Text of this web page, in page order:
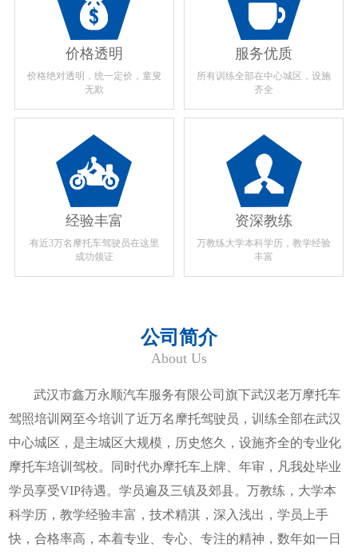
价格透明
价格绝对透明，统一定价，童叟
无欺
服务优质
所有训练全部在中心城区，设施
齐全
经验丰富
有近3万名摩托车驾驶员在这里
成功领证
资深教练
万教练大学本科学历，教学经验
丰富
公司简介
About Us
武汉市鑫万永顺汽车服务有限公司旗下武汉老万摩托车
驾照培训网至今培训了近万名摩托驾驶员，训练全部在武汉
中心城区，是主城区大规模，历史悠久，设施齐全的专业化
摩托车培训驾校。同时代办摩托车上牌、年审，凡我处毕业
学员享受VIP待遇。学员遍及三镇及郊县。万教练，大学本
科学历，教学经验丰富，技术精淇，深入浅出，学员上手
快，合格率高，本着专业、专心、专注的精神，数年如一日